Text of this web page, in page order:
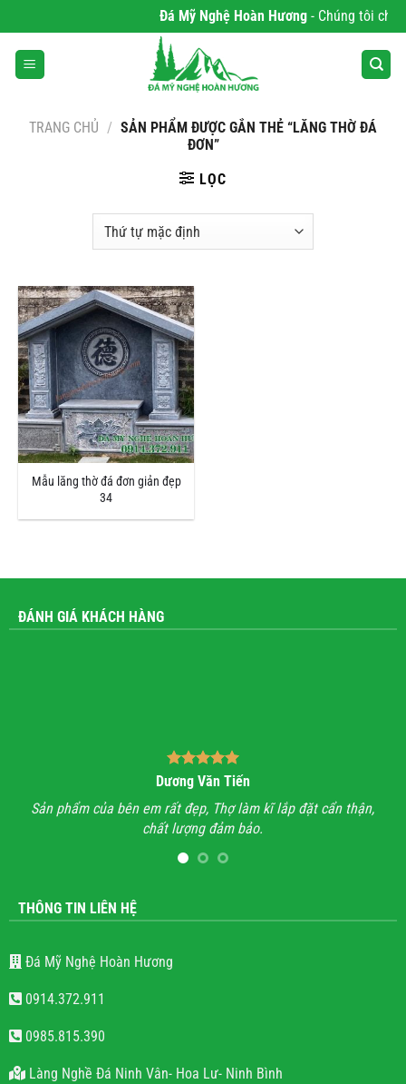
qua
nội
dung
Đá Mỹ Nghệ Hoàn Hương- Chúng tôi
TRANG CHỦ / SẢN PHẨM ĐƯỢC GẮN THẺ “LĂNG THỜ ĐÁ
ĐƠN”
LỌC
Mẫu lăng thờ đá đơn giản đẹp
34
ĐÁNH GIÁ KHÁCH HÀNG
Dương Văn Tiến
Sản phẩm của bên em rất đẹp, Thợ làm kĩ lắp đặt cẩn thận,
chất lượng đảm bảo.
THÔNG TIN LIÊN HỆ
Đá Mỹ Nghệ Hoàn Hương
0914.372.911
0985.815.390
Làng Nghề Đá Ninh Vân- Hoa Lư- Ninh Bình